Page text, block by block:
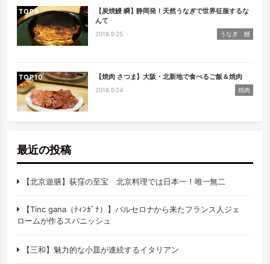
TOP
【炭焼鰻 瞬】静岡発！天然うなぎで世界征服するな
んて
2018.9.25 うなぎ 鰻
TOP 【焼肉 さつま】大阪・北新地で食べるご飯＆焼肉
2018.9.24 焼肉
最近の投稿
【北京遊膳】荻窪の至宝 北京料理では日本一！唯一無二
【Tinc gana（ﾃｨﾝｶﾞﾅ）】バルセロナから来たフランス人ジェ
ロームが作るスパニッシュ
【三和】魅力的な小皿が連続するイタリアン